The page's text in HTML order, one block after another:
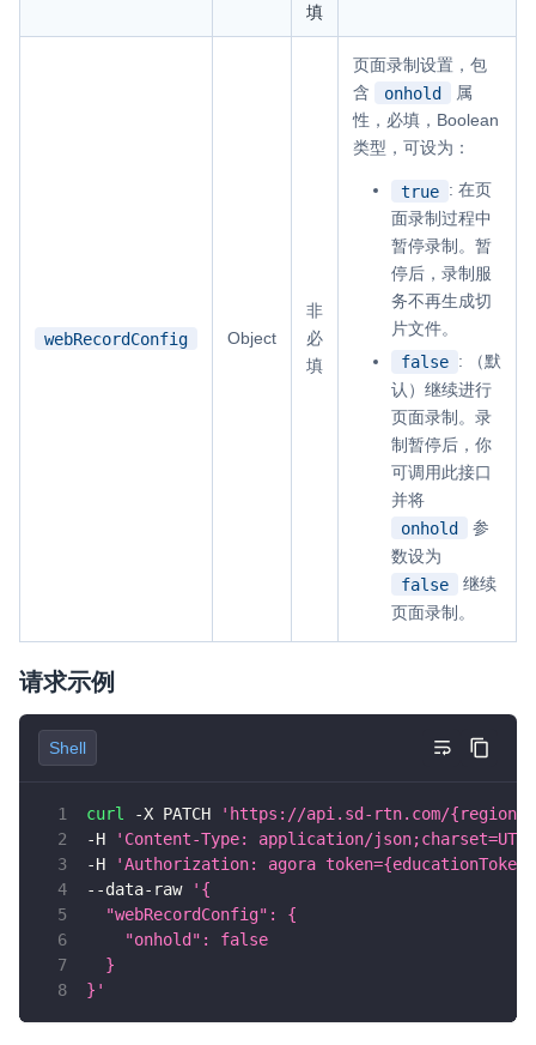
填
webRecordConfig Object
非
必
填
页面录制设置，包
含
onhold
属
性，必填，Boolean
类型，可设为：
true : 在页
面录制过程中
暂停录制。暂
停后，录制服
务不再生成切
片文件。
false : （默
认）继续进行
页面录制。录
制暂停后，你
可调用此接口
并将
onhold
参
数设为
false
继续
页面录制。
请求示例
Shell
curl -X PATCH
'https://api.sd-rtn.com/{region}/
-H
'Content-Type: application/
-H
'Authorization: agora
--data-raw
'{
  "webRecordConfig": {
    "onhold": false
  }
}'